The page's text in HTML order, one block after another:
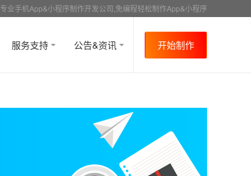
专业手机App&小程序制作开发公司,免编程轻松制作App&小程序
服务支持 公告&资讯 开始制作